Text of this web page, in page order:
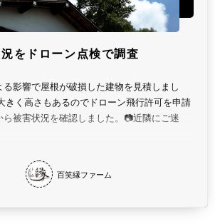
をドローン点検で調査
る影響で屋根が破損した建物を見積しまし
きく高さもあるのでドローン飛行許可を申請
ら被害状況を確認しました。📷近隣にご迷
百笑縁ファーム